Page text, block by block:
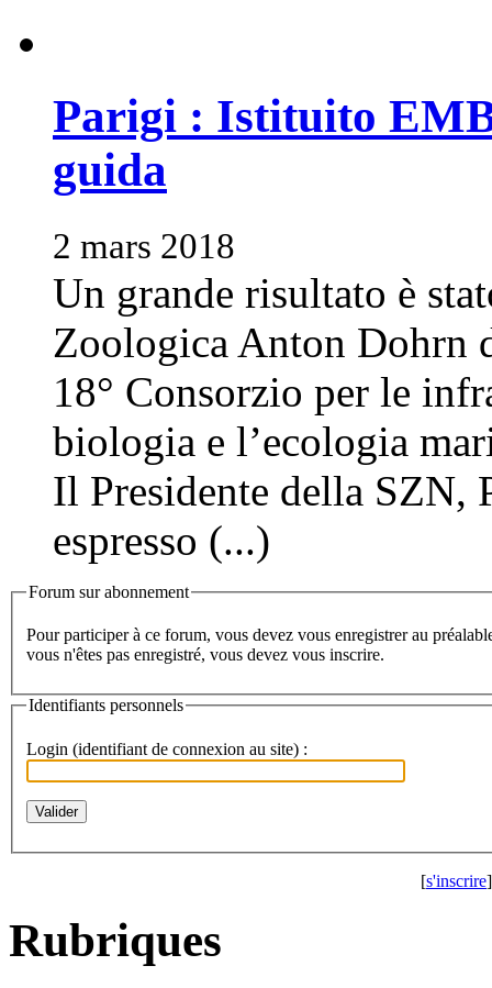
Parigi : Istituito
guida
2 mars 2018
Un grande risultato è
Zoologica Anton Dohrn
18° Consorzio per le
biologia e l’ecologia
Il Presidente della SZN,
espresso (...)
Forum sur abonnement
Pour participer à ce forum, vous devez vous enregistrer au préalable. Merci d'indiquer ci-dessous l'identifiant personnel qui vous a été fourni. Si
vous n'êtes pas enregistré, vous devez vous inscrire.
Identifiants personnels
Login (identifiant de connexion au site) :
[s'inscrire
Rubriques